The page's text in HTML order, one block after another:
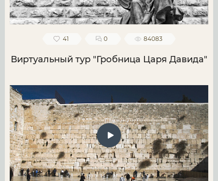
41 0 84083
Виртуальный тур "Гробница Царя Давида"